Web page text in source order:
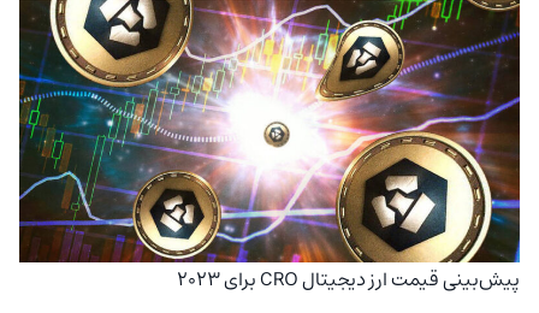
پیش‌بینی قیمت ارز دیجیتال CRO برای 2023